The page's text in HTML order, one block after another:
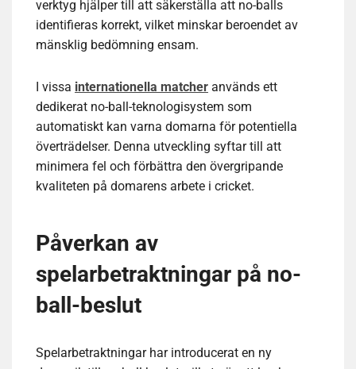
verktyg hjälper till att säkerställa att no-balls
identifieras korrekt, vilket minskar beroendet av
mänsklig bedömning ensam.
I vissa internationella matcher används ett
dedikerat no-ball-teknologisystem som
automatiskt kan varna domarna för potentiella
överträdelser. Denna utveckling syftar till att
minimera fel och förbättra den övergripande
kvaliteten på domarens arbete i cricket.
Påverkan av
spelarbetraktningar på no-
ball-beslut
Spelarbetraktningar har introducerat en ny